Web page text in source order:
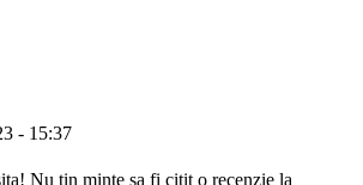
- 15:37
Nu tin minte sa fi citit o recenzie la